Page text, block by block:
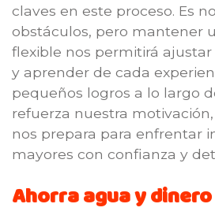
claves en este proceso. Es
obstáculos, pero mantener
flexible nos permitirá
y aprender de cada
pequeños logros a lo largo
refuerza nuestra
nos prepara para enfrentar
mayores con confianza y
Ahorra agua y